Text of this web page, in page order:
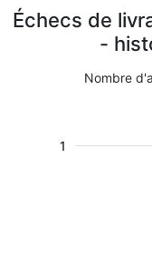
Échecs de
-
Nombre
1